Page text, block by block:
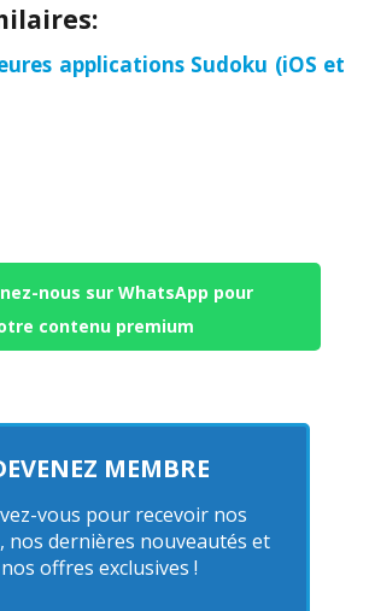
applications Sudoku (iOS et
nous sur WhatsApp pour
contenu premium
MEMBRE
vous pour recevoir nos
nos dernières nouveautés et
nos offres exclusives !